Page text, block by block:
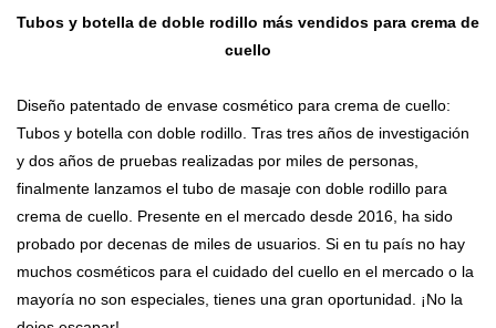
Tubos y botella de doble rodillo más vendidos para crema de
cuello
Diseño patentado de envase cosmético para crema de cuello:
Tubos y botella con doble rodillo. Tras tres años de investigación
y dos años de pruebas realizadas por miles de personas,
finalmente lanzamos el tubo de masaje con doble rodillo para
crema de cuello. Presente en el mercado desde 2016, ha sido
probado por decenas de miles de usuarios. Si en tu país no hay
muchos cosméticos para el cuidado del cuello en el mercado o la
mayoría no son especiales, tienes una gran oportunidad. ¡No la